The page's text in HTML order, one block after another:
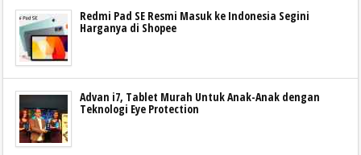
Redmi Pad SE Resmi Masuk ke Indonesia Segini
Harganya di Shopee
Advan i7, Tablet Murah Untuk Anak-Anak dengan
Teknologi Eye Protection